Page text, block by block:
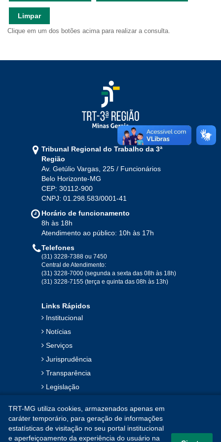
Ouvidoria
Contato
Limpar
Clique em um dos botões acima para realizar a consulta.
Tribunal Regional do Trabalho da 3ª
Região
Av. Getúlio Vargas, 225 / Funcionários
Belo Horizonte-MG
CEP: 30112-900
CNPJ: 01.298.583/0001-41
Horário de funcionamento
8h às 18h
Atendimento ao público: 10h às 17h
Telefones
(31) 3228-7388 ou 7450
Central de Atendimento:
(31) 3228-7000 (segunda a sexta das 08h às 18h)
(31) 3228-7155 (terça e quinta das 08h às 13h)
Links Rápidos
Institucional
Notícias
Serviços
Jurisprudência
Transparência
Legislação
Contato
Mapa do Site
TRT-MG utiliza cookies, armazenados apenas em
caráter temporário, para geração de informações
estatísticas de visitação no seu portal institucional
e aperfeiçoamento da experiência do usuário na